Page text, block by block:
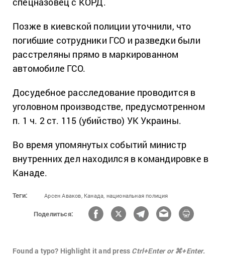
Позже в киевской полиции уточнили, что
погибшие сотрудники ГСО и разведки были
расстреляны прямо в маркированном
автомобиле ГСО.
Досудебное расследование проводится в
уголовном производстве, предусмотренном
п. 1 ч. 2 ст. 115 (убийство) УК Украины.
Во время упомянутых событий министр
внутренних дел находился в командировке в
Канаде.
Теги: Арсен Аваков, Канада, национальная полиция
Поделиться:
Found a typo? Highlight it and press Ctrl+Enter or ⌘+Enter.